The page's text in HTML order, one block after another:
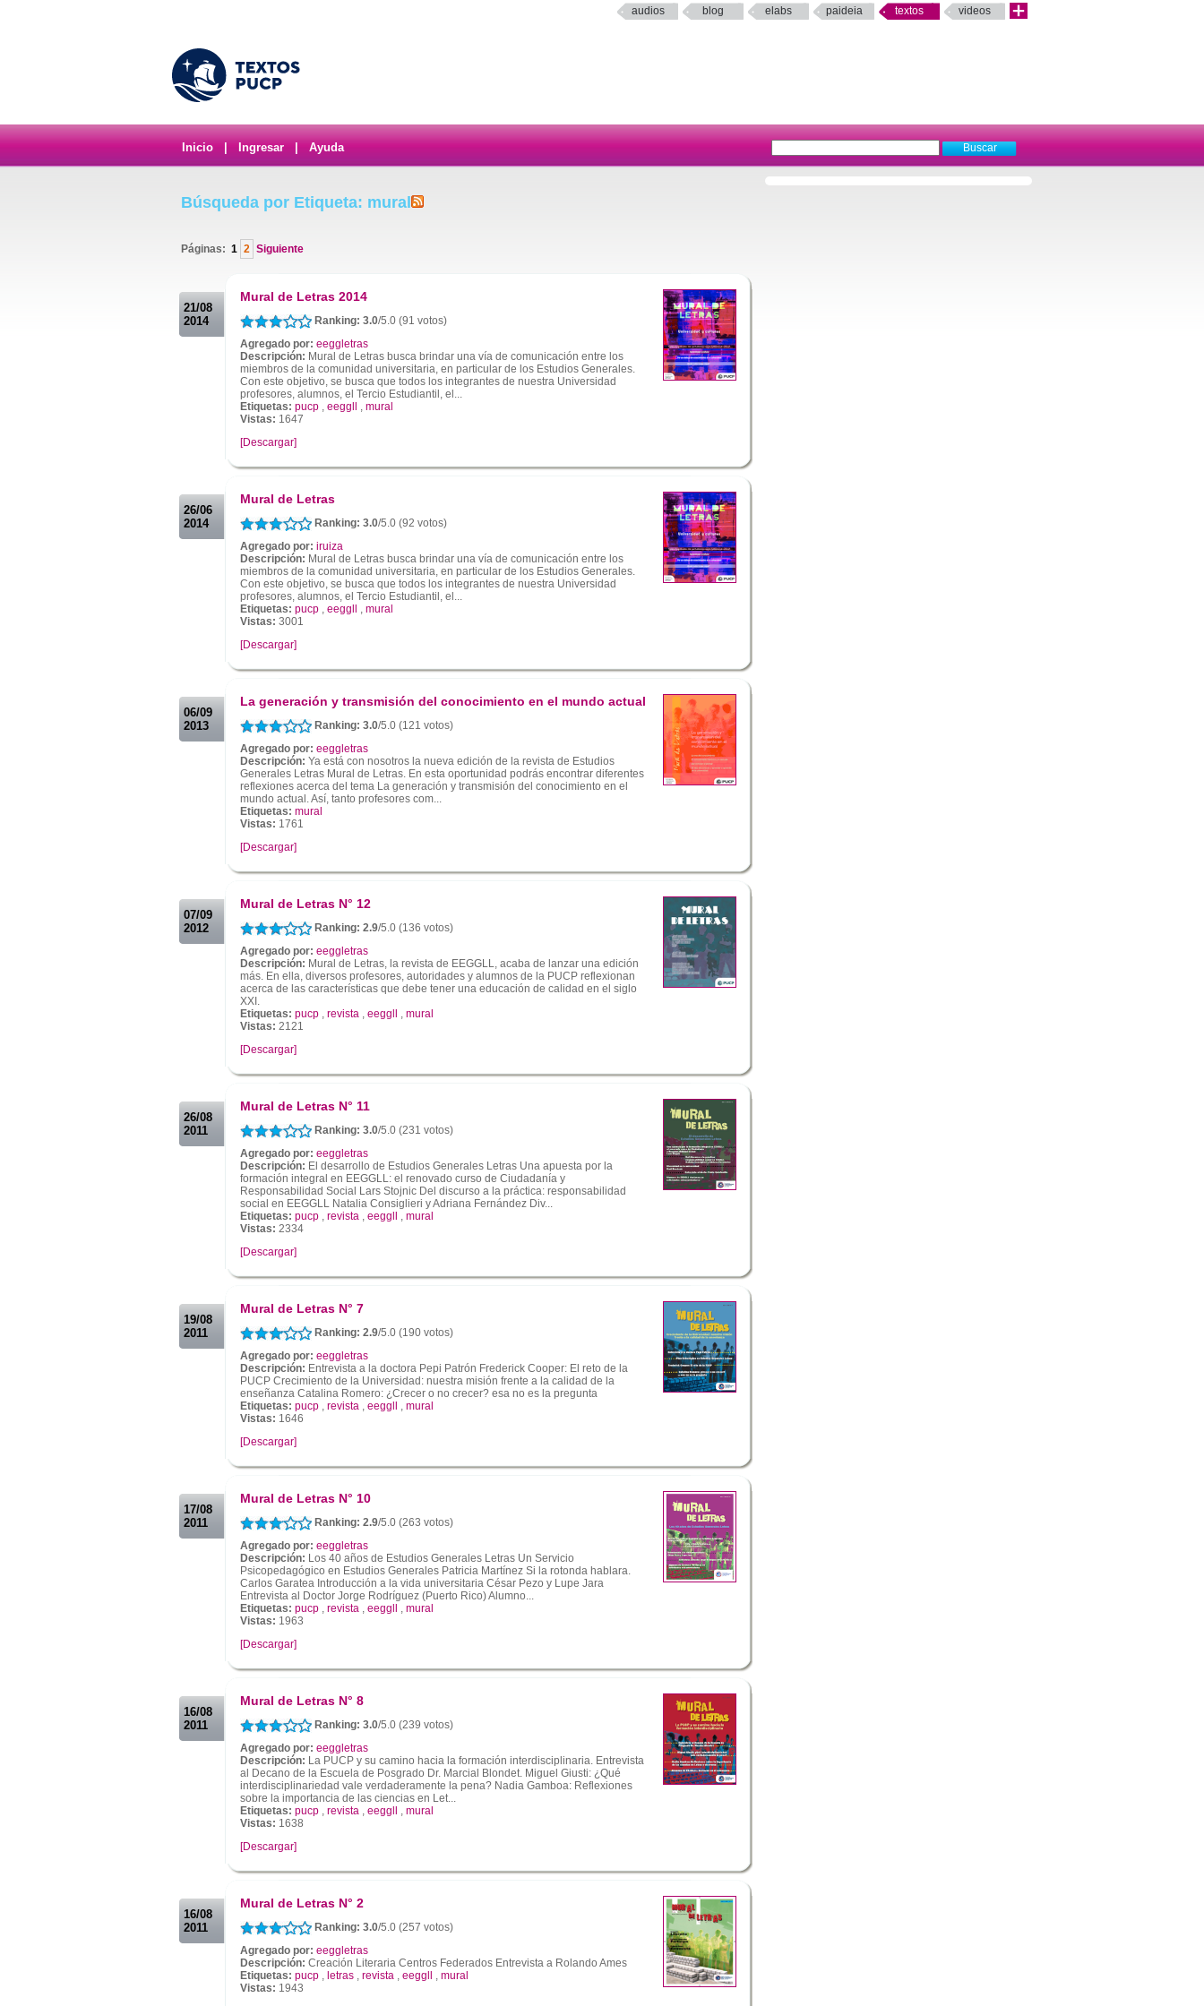
audios blog elabs paideia textos videos
Inicio Ingresar Ayuda
Búsqueda por Etiqueta: mural
Páginas: 1 2 Siguiente
21/08
2014
Mural de Letras 2014
Ranking: 3.0/5.0 (91 votos)
Agregado por: eeggletras
Descripción: Mural de Letras busca brindar una vía de comunicación entre los
miembros de la comunidad universitaria, en particular de los Estudios Generales.
Con este objetivo, se busca que todos los integrantes de nuestra Universidad
profesores, alumnos, el Tercio Estudiantil, el...
Etiquetas: pucp , eeggll , mural
Vistas: 1647
[Descargar]
26/06
2014
Mural de Letras
Ranking: 3.0/5.0 (92 votos)
Agregado por: iruiza
Descripción: Mural de Letras busca brindar una vía de comunicación entre los
miembros de la comunidad universitaria, en particular de los Estudios Generales.
Con este objetivo, se busca que todos los integrantes de nuestra Universidad
profesores, alumnos, el Tercio Estudiantil, el...
Etiquetas: pucp , eeggll , mural
Vistas: 3001
[Descargar]
06/09
2013
La generación y transmisión del conocimiento en el mundo actual
Ranking: 3.0/5.0 (121 votos)
Agregado por: eeggletras
Descripción: Ya está con nosotros la nueva edición de la revista de Estudios
Generales Letras Mural de Letras. En esta oportunidad podrás encontrar diferentes
reflexiones acerca del tema La generación y transmisión del conocimiento en el
mundo actual. Así, tanto profesores com...
Etiquetas: mural
Vistas: 1761
[Descargar]
07/09
2012
Mural de Letras N° 12
Ranking: 2.9/5.0 (136 votos)
Agregado por: eeggletras
Descripción: Mural de Letras, la revista de EEGGLL, acaba de lanzar una edición
más. En ella, diversos profesores, autoridades y alumnos de la PUCP reflexionan
acerca de las características que debe tener una educación de calidad en el siglo
XXI.
Etiquetas: pucp , revista , eeggll , mural
Vistas: 2121
[Descargar]
26/08
2011
Mural de Letras N° 11
Ranking: 3.0/5.0 (231 votos)
Agregado por: eeggletras
Descripción: El desarrollo de Estudios Generales Letras Una apuesta por la
formación integral en EEGGLL: el renovado curso de Ciudadanía y
Responsabilidad Social Lars Stojnic Del discurso a la práctica: responsabilidad
social en EEGGLL Natalia Consiglieri y Adriana Fernández Div...
Etiquetas: pucp , revista , eeggll , mural
Vistas: 2334
[Descargar]
19/08
2011
Mural de Letras N° 7
Ranking: 2.9/5.0 (190 votos)
Agregado por: eeggletras
Descripción: Entrevista a la doctora Pepi Patrón Frederick Cooper: El reto de la
PUCP Crecimiento de la Universidad: nuestra misión frente a la calidad de la
enseñanza Catalina Romero: ¿Crecer o no crecer? esa no es la pregunta
Etiquetas: pucp , revista , eeggll , mural
Vistas: 1646
[Descargar]
17/08
2011
Mural de Letras N° 10
Ranking: 2.9/5.0 (263 votos)
Agregado por: eeggletras
Descripción: Los 40 años de Estudios Generales Letras Un Servicio
Psicopedagógico en Estudios Generales Patricia Martínez Si la rotonda hablara.
Carlos Garatea Introducción a la vida universitaria César Pezo y Lupe Jara
Entrevista al Doctor Jorge Rodríguez (Puerto Rico) Alumno...
Etiquetas: pucp , revista , eeggll , mural
Vistas: 1963
[Descargar]
16/08
2011
Mural de Letras N° 8
Ranking: 3.0/5.0 (239 votos)
Agregado por: eeggletras
Descripción: La PUCP y su camino hacia la formación interdisciplinaria. Entrevista
al Decano de la Escuela de Posgrado Dr. Marcial Blondet. Miguel Giusti: ¿Qué
interdisciplinariedad vale verdaderamente la pena? Nadia Gamboa: Reflexiones
sobre la importancia de las ciencias en Let...
Etiquetas: pucp , revista , eeggll , mural
Vistas: 1638
[Descargar]
16/08
2011
Mural de Letras N° 2
Ranking: 3.0/5.0 (257 votos)
Agregado por: eeggletras
Descripción: Creación Literaria Centros Federados Entrevista a Rolando Ames
Etiquetas: pucp , letras , revista , eeggll , mural
Vistas: 1943